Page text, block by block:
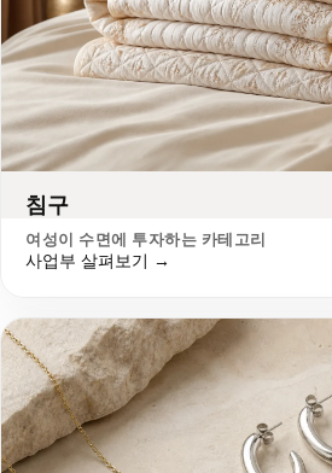
침구
여성이 수면에 투자하는 카테고리
사업부 살펴보기 →